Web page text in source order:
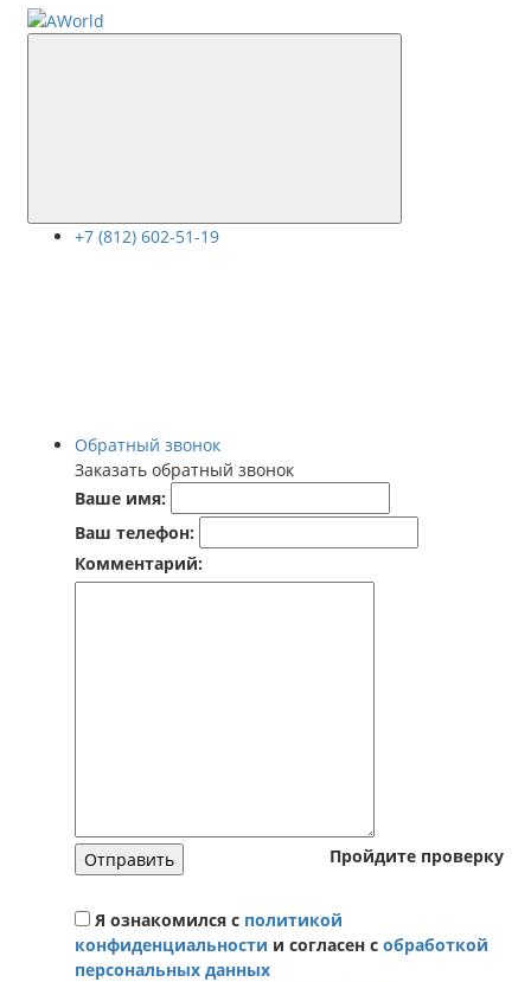
+7 (812) 602-51-19
Обратный звонок
Заказать обратный звонок
Ваше имя:
Ваш телефон:
Комментарий:
Пройдите проверку
Отправить
Я ознакомился с политикой
конфиденциальности и согласен с обработкой
персональных данных